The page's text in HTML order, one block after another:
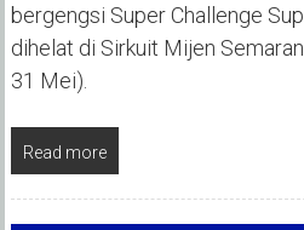
bergengsi Super Challenge
dihelat di Sirkuit Mijen
31 Mei).
Read more